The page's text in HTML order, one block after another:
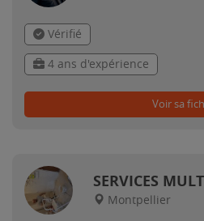
Vérifié
4 ans d'expérience
Voir sa
SERVICES
Montpellier